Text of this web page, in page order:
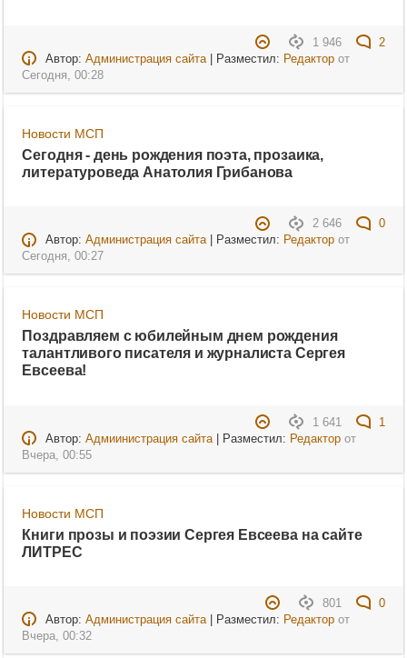
1 946
2
Автор: Администрация сайта| Разместил: Редакторот
Сегодня, 00:28
Новости МСП
Сегодня - день рождения поэта, прозаика,
литературоведа Анатолия Грибанова
2 646
0
Автор: Администрация сайта| Разместил: Редакторот
Сегодня, 00:27
Новости МСП
Поздравляем с юбилейным днем рождения
талантливого писателя и журналиста Сергея
Евсеева!
1 641
1
Автор: Адмиинистрация сайта| Разместил: Редакторот
Вчера, 00:55
Новости МСП
Книги прозы и поэзии Сергея Евсеева на сайте
ЛИТРЕС
801
0
Автор: Администрация сайта| Разместил: Редакторот
Вчера, 00:32